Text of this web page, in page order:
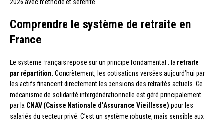
2026 avec méthode et sérénité.
Comprendre le système de retraite en
France
Le système français repose sur un principe fondamental : la retraite
par répartition . Concrètement, les cotisations versées aujourd’hui par
les actifs financent directement les pensions des retraités actuels. Ce
mécanisme de solidarité intergénérationnelle est géré principalement
par la CNAV (Caisse Nationale d’Assurance Vieillesse) pour les
salariés du secteur privé. C’est un système robuste, mais sensible aux